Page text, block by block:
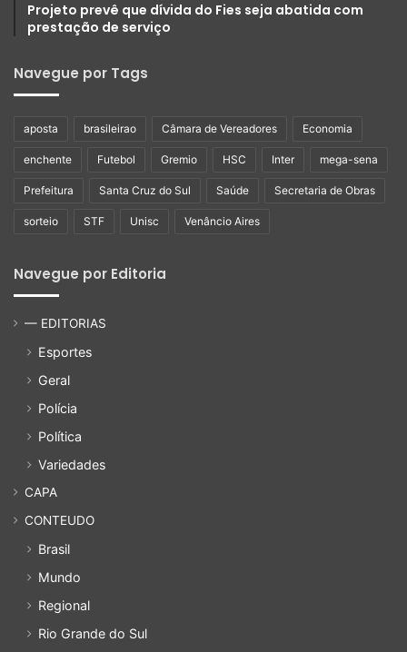
Projeto prevê que dívida do Fies seja abatida com
prestação de serviço
Navegue por Tags
aposta brasileirao Câmara de Vereadores Economia
enchente Futebol Gremio HSC Inter mega-sena
Prefeitura Santa Cruz do Sul Saúde Secretaria de Obras
sorteio STF Unisc Venâncio Aires
Navegue por Editoria
— EDITORIAS
Esportes
Geral
Polícia
Política
Variedades
CAPA
CONTEUDO
Brasil
Mundo
Regional
Rio Grande do Sul